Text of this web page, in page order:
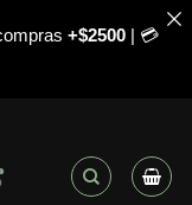
+$2500 | 💳